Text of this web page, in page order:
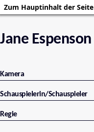
Zum Hauptinhalt der Seite
Jane Espenson
Kamera
Schauspielerin/Schauspieler
Regie